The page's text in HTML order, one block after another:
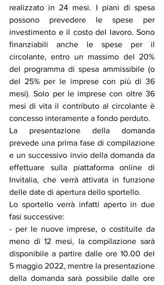
realizzato in 24 mesi. I piani di spesa
possono prevedere le spese per
investimento e il costo del lavoro. Sono
finanziabili anche le spese per il
circolante, entro un massimo del 20%
del programma di spesa ammissibile (o
del 25% per le imprese con più di 36
mesi). Solo per le imprese con oltre 36
mesi di vita il contributo al circolante è
concesso interamente a fondo perduto.
La presentazione della domanda
prevede una prima fase di compilazione
e un successivo invio della domanda da
effettuare sulla piattaforma online di
Invitalia, che verrà attivata in funzione
delle date di apertura dello sportello.
Lo sportello verrà infatti aperto in due
fasi successive:
- per le nuove imprese, o costituite da
meno di 12 mesi, la compilazione sarà
disponibile a partire dalle ore 10.00 del
5 maggio 2022, mentre la presentazione
della domanda sarà possibile dalle ore